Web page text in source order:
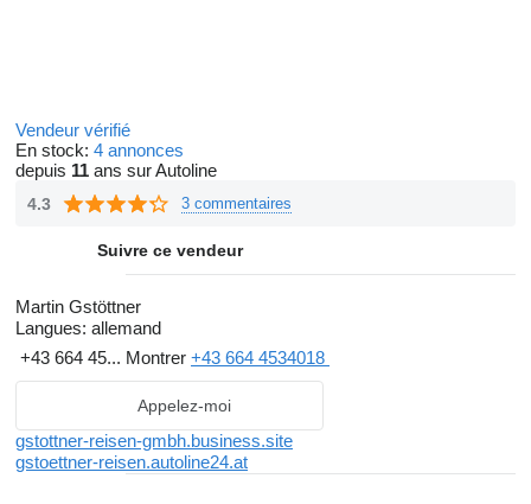
Vendeur vérifié
En stock: 4 annonces
depuis 11 ans sur Autoline
4.3 3 commentaires
Suivre ce vendeur
Martin Gstöttner
Langues: allemand
+43 664 45... Montrer +43 664 4534018
Appelez-moi
gstottner-reisen-gmbh.business.site
gstoettner-reisen.autoline24.at